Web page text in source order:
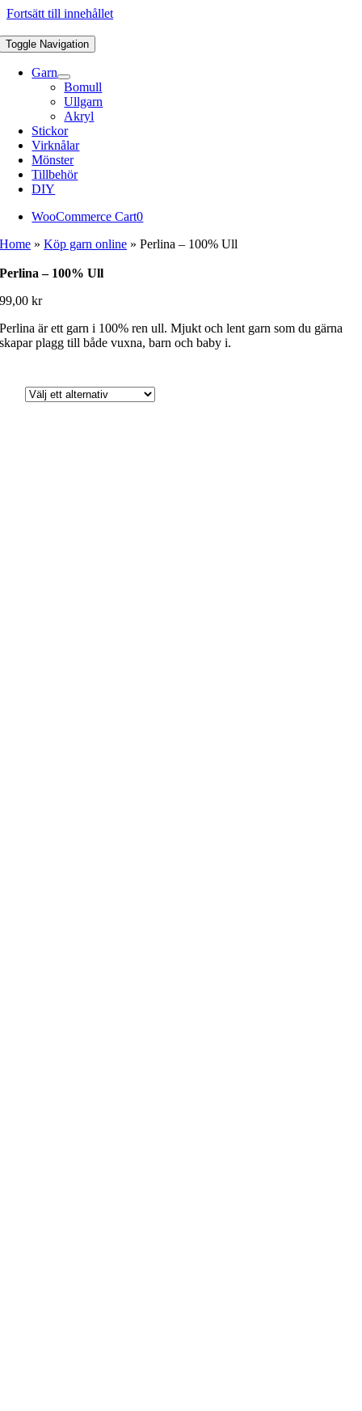
Fortsätt till innehållet
Toggle Navigation
Garn
Bomull
Ullgarn
Akryl
Stickor
Virknålar
Mönster
Tillbehör
DIY
WooCommerce Cart0
Home »Köp garn online »Perlina – 100% Ull
Perlina – 100% Ull
99,00kr
Perlina är ett garn i 100% ren ull. Mjukt och lent garn som du gärna
skapar plagg till både vuxna, barn och baby i.